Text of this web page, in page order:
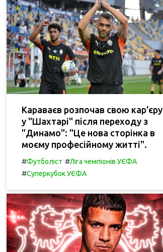
Караваєв розпочав свою кар'єру
у "Шахтарі" після переходу з
"Динамо": "Це нова сторінка в
моєму професійному житті".
#Футболіст #Ліга чемпіонів УЄФА
#Суперкубок УЄФА